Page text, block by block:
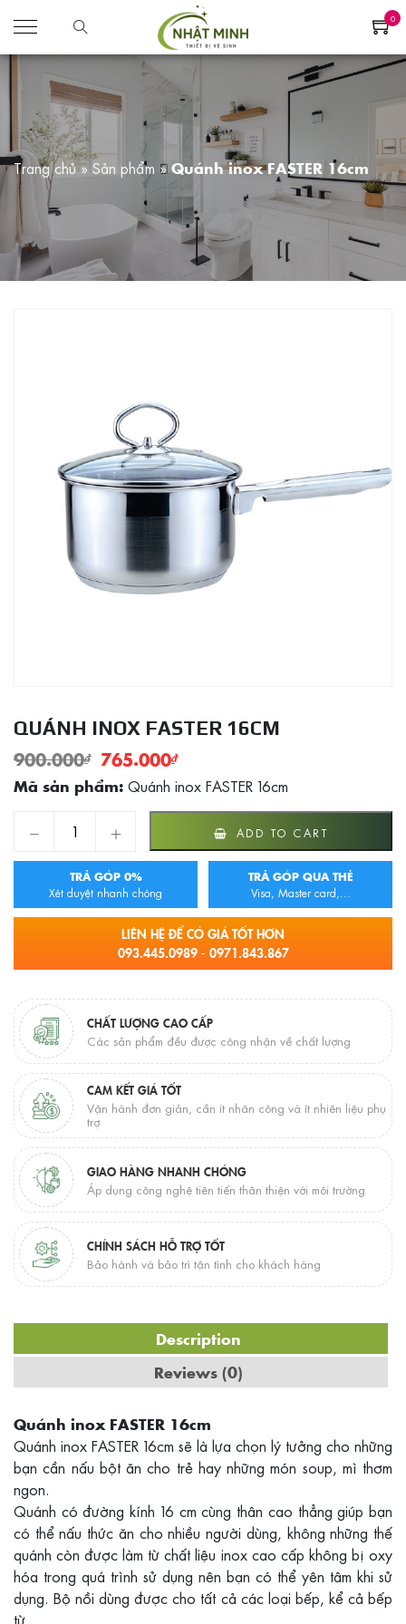
0
Trang chủ» Sản phẩm »Quánh inox FASTER 16cm
QUÁNH INOX FASTER 16CM
900.000₫ 765.000₫
Mã sản phẩm: Quánh inox FASTER 16cm
Quánh inox FASTER 16cm quantity
ADD TO CART
TRẢ GÓP 0%
Xét duyệt nhanh chóng
TRẢ GÓP QUA THẺ
Visa, Master card,...
LIÊN HỆ ĐỂ CÓ GIÁ TỐT HƠN
093.445.0989 - 0971.843.867
CHẤT LƯỢNG CAO CẤP
Các sản phẩm đều được công nhận về chất lượng
CAM KẾT GIÁ TỐT
Vận hành đơn giản, cần ít nhân công và ít nhiên liệu phụ
trợ
GIAO HÀNG NHANH CHÓNG
Áp dụng công nghệ tiên tiến thân thiện với môi trường
CHÍNH SÁCH HỖ TRỢ TỐT
Bảo hành và bảo trì tận tình cho khách hàng
Description
Reviews (0)
Quánh inox FASTER 16cm
Quánh inox FASTER 16cm sẽ là lựa chọn lý tưởng cho những
bạn cần nấu bột ăn cho trẻ hay những món soup, mì thơm
ngon.
Quánh có đường kính 16 cm cùng thân cao thẳng giúp bạn
có thể nấu thức ăn cho nhiều người dùng, không những thế
quánh còn được làm từ chất liệu inox cao cấp không bị oxy
hóa trong quá trình sử dụng nên bạn có thể yên tâm khi sử
dụng. Bộ nồi dùng được cho tất cả các loại bếp, kể cả bếp
từ.